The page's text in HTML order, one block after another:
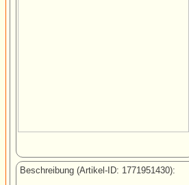
Beschreibung (Artikel-ID: 1771951430):